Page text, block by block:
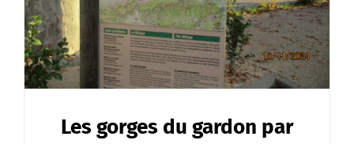
Les gorges du gardon par